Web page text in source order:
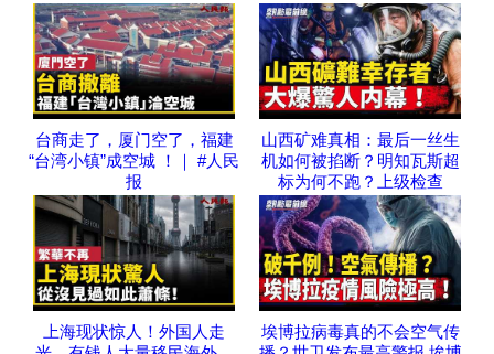
台商走了，厦门空了，福建
“台湾小镇”成空城 ！｜ #人民
报
山西矿难真相：最后一丝生
机如何被掐断？明知瓦斯超
标为何不跑？上级检查
上海现状惊人！外国人走
埃博拉病毒真的不会空气传